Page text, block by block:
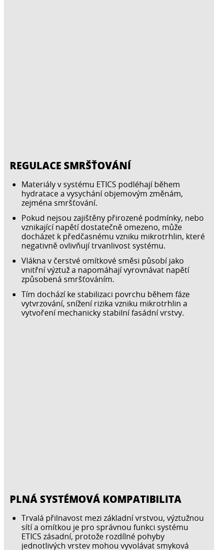
REGULACE SMRŠŤOVÁNÍ
Materiály v systému ETICS podléhají během
hydratace a vysychání objemovým změnám,
zejména smršťování.
Pokud nejsou zajištěny přirozené podmínky, nebo
vznikající napětí dostatečně omezeno, může
docházet k předčasnému vzniku mikrotrhlin, které
negativně ovlivňují trvanlivost systému.
Vlákna v čerstvé omítkové směsi působí jako
vnitřní výztuž a napomáhají vyrovnávat napětí
způsobená smršťováním.
Tím dochází ke stabilizaci povrchu během fáze
vytvrzování, snížení rizika vzniku mikrotrhlin a
vytvoření mechanicky stabilní fasádní vrstvy.
PLNÁ SYSTÉMOVÁ KOMPATIBILITA
Trvalá přilnavost mezi základní vrstvou, výztužnou
sítí a omítkou je pro správnou funkci systému
ETICS zásadní, protože rozdílné pohyby
jednotlivých vrstev mohou vyvolávat smyková